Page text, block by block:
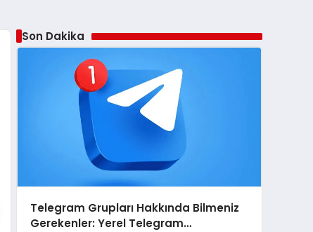
Son Dakika
Telegram Grupları Hakkında Bilmeniz
Gerekenler: Yerel Telegram